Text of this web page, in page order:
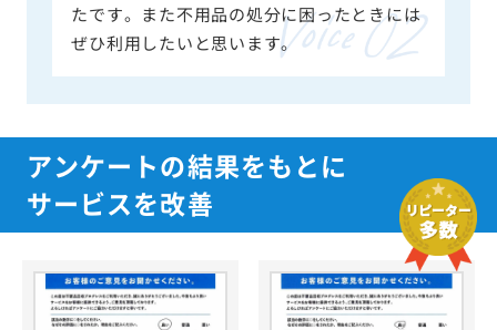
たです。また不用品の処分に困ったときには
ぜひ利用したいと思います。
アンケートの結果をもとに
サービスを改善